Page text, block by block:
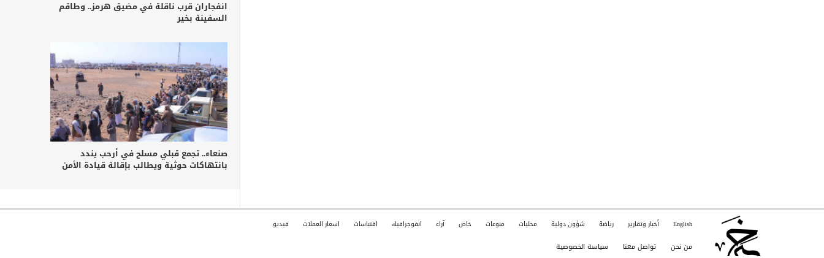
انفجاران قرب ناقلة في مضيق هرمز.. وطاقم
السفينة بخير
صنعاء.. تجمع قبلي مسلح في أرحب يندد
بانتهاكات حوثية ويطالب بإقالة قيادة الأمن
English أخبار وتقارير رياضة شؤون دولية محليات منوعات خاص آراء انفوجرافيك اقتباسات اسعار العملات فيديو
من نحن تواصل معنا سياسة الخصوصية